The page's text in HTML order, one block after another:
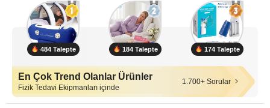
484 Talepte 184 Talepte 174 Talepte
En Çok Trend Olanlar Ürünler
Fizik Tedavi Ekipmanları içinde
1.700+ Sorular